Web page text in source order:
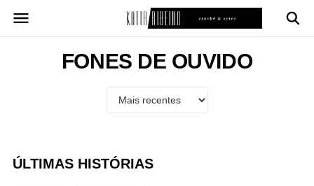
para
FONES DE OUVIDO
ÚLTIMAS HISTÓRIAS